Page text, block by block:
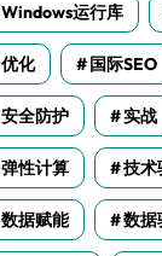
Windows运行库
优化 国际SEO
安全防护 实战
弹性计算 技术
数据赋能 数据